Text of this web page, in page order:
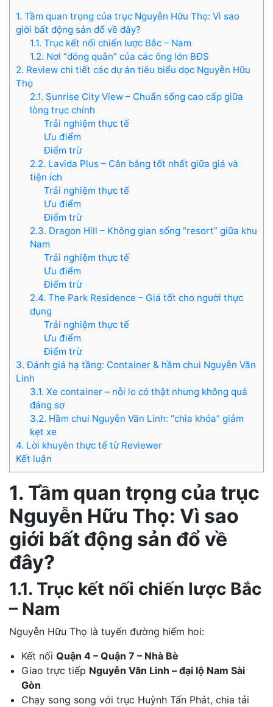
1. Tầm quan trọng của trục Nguyễn Hữu Thọ: Vì sao
giới bất động sản đổ về đây?
1.1. Trục kết nối chiến lược Bắc – Nam
1.2. Nơi “đóng quân” của các ông lớn BĐS
2. Review chi tiết các dự án tiêu biểu dọc Nguyễn Hữu
Thọ
2.1. Sunrise City View – Chuẩn sống cao cấp giữa
lòng trục chính
Trải nghiệm thực tế
Ưu điểm
Điểm trừ
2.2. Lavida Plus – Cân bằng tốt nhất giữa giá và
tiện ích
Trải nghiệm thực tế
Ưu điểm
Điểm trừ
2.3. Dragon Hill – Không gian sống “resort” giữa khu
Nam
Trải nghiệm thực tế
Ưu điểm
Điểm trừ
2.4. The Park Residence – Giá tốt cho người thực
dụng
Trải nghiệm thực tế
Ưu điểm
Điểm trừ
3. Đánh giá hạ tầng: Container & hầm chui Nguyễn Văn
Linh
3.1. Xe container – nỗi lo có thật nhưng không quá
đáng sợ
3.2. Hầm chui Nguyễn Văn Linh: “chìa khóa” giảm
kẹt xe
4. Lời khuyên thực tế từ Reviewer
Kết luận
1. Tầm quan trọng của trục
Nguyễn Hữu Thọ: Vì sao
giới bất động sản đổ về
đây?
1.1. Trục kết nối chiến lược Bắc
– Nam
Nguyễn Hữu Thọ là tuyến đường hiếm hoi:
Kết nối Quận 4 – Quận 7 – Nhà Bè
Giao trực tiếp Nguyễn Văn Linh – đại lộ Nam Sài
Gòn
Chạy song song với trục Huỳnh Tấn Phát, chia tải